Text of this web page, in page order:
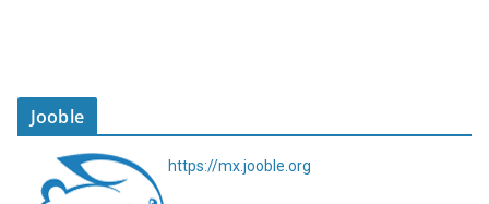
Jooble
https://mx.jooble.org